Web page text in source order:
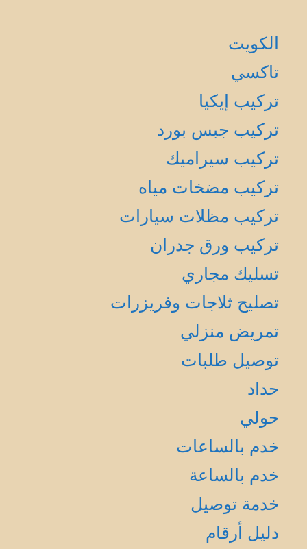
الكويت
تاكسي
تركيب إيكيا
تركيب جبس بورد
تركيب سيراميك
تركيب مضخات مياه
تركيب مظلات سيارات
تركيب ورق جدران
تسليك مجاري
تصليح ثلاجات وفريزرات
تمريض منزلي
توصيل طلبات
حداد
حولي
خدم بالساعات
خدم بالساعة
خدمة توصيل
دليل أرقام